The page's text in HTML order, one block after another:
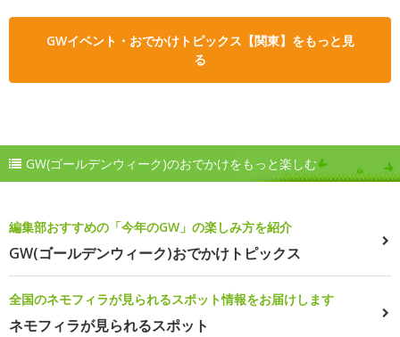
GWイベント・おでかけトピックス【関東】をもっと見
る
GW(ゴールデンウィーク)のおでかけをもっと楽しむ
編集部おすすめの「今年のGW」の楽しみ方を紹介
GW(ゴールデンウィーク)おでかけトピックス
全国のネモフィラが見られるスポット情報をお届けします
ネモフィラが見られるスポット